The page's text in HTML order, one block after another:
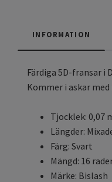
INFORMATION
Färdiga 5D-fransar i
Kommer i askar
Tjocklek: 0,07
Längder:
Färg: Svart
Mängd: 16
Märke: Bislash